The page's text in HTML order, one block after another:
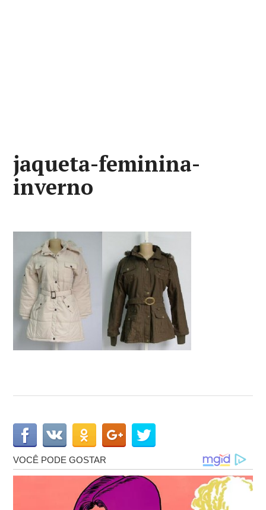
jaqueta-feminina-
inverno